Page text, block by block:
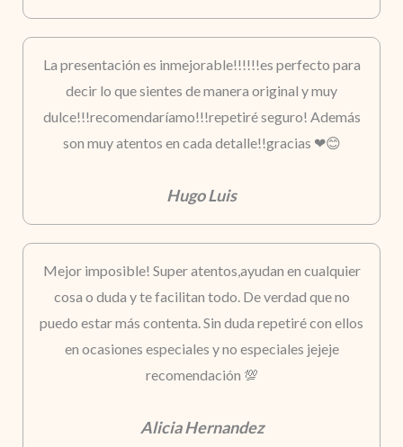
La presentación es inmejorable!!!!!!es perfecto para
decir lo que sientes de manera original y muy
dulce!!!recomendaríamo!!!repetiré seguro! Además
son muy atentos en cada detalle!!gracias ❤😊
Hugo Luis
Mejor imposible! Super atentos,ayudan en cualquier
cosa o duda y te facilitan todo. De verdad que no
puedo estar más contenta. Sin duda repetiré con ellos
en ocasiones especiales y no especiales jejeje
recomendación 💯
Alicia Hernandez